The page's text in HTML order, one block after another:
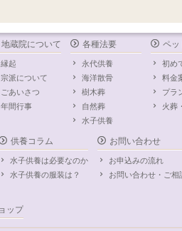
地蔵院について
縁起
宗派について
ごあいさつ
年間行事
各種法要
永代供養
海洋散骨
樹木葬
自然葬
水子供養
ペッ
初め
料金
プラ
火葬
供養コラム
水子供養は必要なのか
水子供養の服装は？
お問い合わせ
お申込みの流れ
お問い合わせ・ご相
ップ